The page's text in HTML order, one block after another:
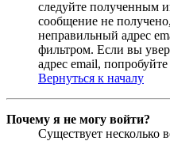
следуйте полученным
сообщение не
неправильный адрес
фильтром. Если вы
адрес email,
Вернуться к началу
Почему я не могу войти?
Существует